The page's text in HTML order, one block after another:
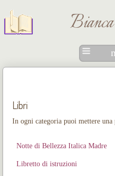
Libri
In ogni categoria puoi mettere una
Notte di Bellezza Italica Madre
Libretto di istruzioni